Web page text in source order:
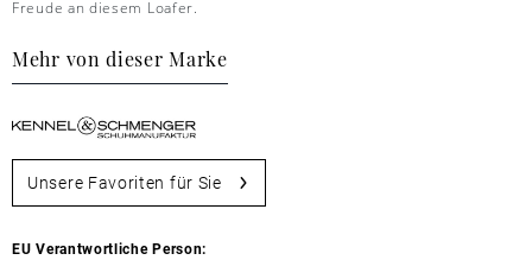
Freude an diesem Loafer.
Mehr von dieser Marke
Unsere Favoriten für Sie
EU Verantwortliche Person: